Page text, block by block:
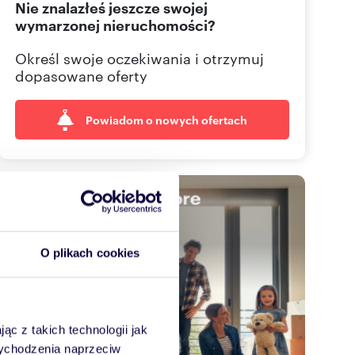
O plikach cookies
z takich technologii jak
naprzeciw
665 00 Pokaż telefon
Nie znalazłeś jeszcze swojej
wymarzonej nieruchomości?
Określ swoje oczekiwania i otrzymuj
dopasowane oferty
Powiadom o nowych ofertach